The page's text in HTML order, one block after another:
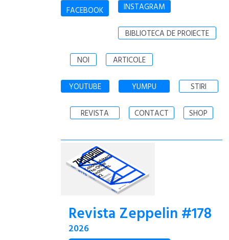
FACEBOOK INSTAGRAM
BIBLIOTECA DE PROIECTE
NOI ARTICOLE
YOUTUBE YUMPU STIRI
REVISTA CONTACT SHOP
Revista Zeppelin #178
2026